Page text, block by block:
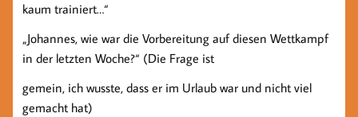
kaum trainiert…“
„Johannes, wie war die Vorbereitung auf diesen Wettkampf
in der letzten Woche?“ (Die Frage ist
gemein, ich wusste, dass er im Urlaub war und nicht viel
gemacht hat)